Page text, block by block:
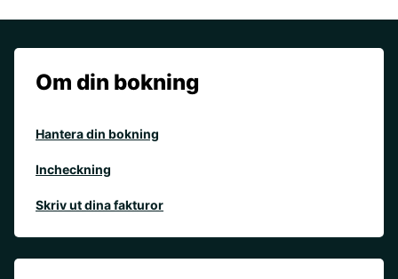
Om din bokning
Hantera din bokning
Incheckning
Skriv ut dina fakturor